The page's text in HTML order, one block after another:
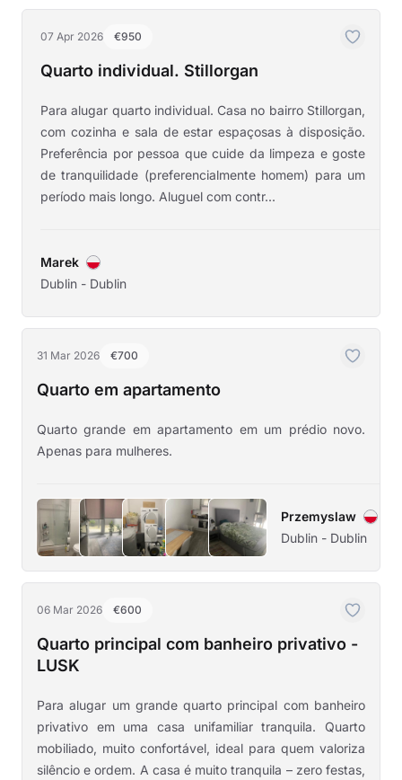
07 Apr 2026 €950
Quarto individual. Stillorgan
Para alugar quarto individual. Casa no bairro Stillorgan,
com cozinha e sala de estar espaçosas à disposição.
Preferência por pessoa que cuide da limpeza e goste
de tranquilidade (preferencialmente homem) para um
período mais longo. Aluguel com contr...
Marek
Dublin - Dublin
31 Mar 2026 €700
Quarto em apartamento
Quarto grande em apartamento em um prédio novo.
Apenas para mulheres.
Przemyslaw
Dublin - Dublin
06 Mar 2026 €600
Quarto principal com banheiro privativo -
LUSK
Para alugar um grande quarto principal com banheiro
privativo em uma casa unifamiliar tranquila. Quarto
mobiliado, muito confortável, ideal para quem valoriza
silêncio e ordem. A casa é muito tranquila – zero festas,